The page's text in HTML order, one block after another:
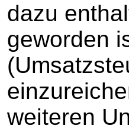
dazu
geworden
weiteren